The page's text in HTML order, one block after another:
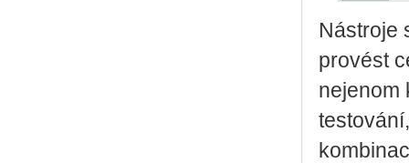
Nástroje
provést
nejenom